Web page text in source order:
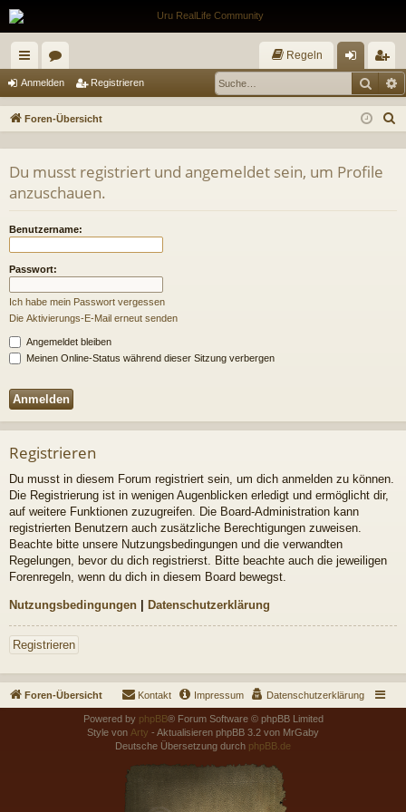
ch
ne
riff
or
en
Regeln
m
eg
ist
Anmelden Registrieren
Foren-Übersicht
Du musst registriert und angemeldet sein, um Profile
anzuschauen.
Benutzername:
Passwort:
Ich habe mein Passwort vergessen
Die Aktivierungs-E-Mail erneut senden
Angemeldet bleiben
Meinen Online-Status während dieser Sitzung verbergen
Registrieren
Du musst in diesem Forum registriert sein, um dich anmelden zu können.
Die Registrierung ist in wenigen Augenblicken erledigt und ermöglicht dir,
auf weitere Funktionen zuzugreifen. Die Board-Administration kann
registrierten Benutzern auch zusätzliche Berechtigungen zuweisen.
Beachte bitte unsere Nutzungsbedingungen und die verwandten
Regelungen, bevor du dich registrierst. Bitte beachte auch die jeweiligen
Forenregeln, wenn du dich in diesem Board bewegst.
Nutzungsbedingungen | Datenschutzerklärung
Registrieren
Foren-Übersicht Datenschutzerklärung
Impressum
Kontakt
Powered by phpBB® Forum Software © phpBB Limited
Style von Arty - Aktualisieren phpBB 3.2 von MrGaby
Deutsche Übersetzung durch phpBB.de